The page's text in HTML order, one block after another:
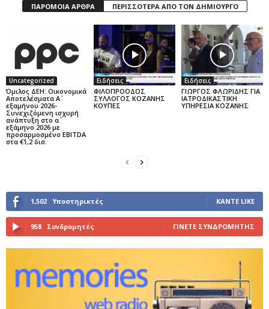
ΠΑΡΟΜΟΙΑ ΑΡΘΡΑ ΠΕΡΙΣΣΟΤΕΡΑ ΑΠΟ ΤΟΝ ΔΗΜΙΟΥΡΓΟ
Uncategorized
Όμιλος ΔΕΗ: Οικονομικά
Αποτελέσματα Α΄
εξαμήνου 2026-
Συνεχιζόμενη ισχυρή
ανάπτυξη στο α΄
εξάμηνο 2026 με
προσαρμοσμένο EBITDA
στα €1,2 δισ.
Ειδήσεις
ΦΙΛΟΠΡΟΟΔΟΣ
ΣΥΛΛΟΓΟΣ ΚΟΖΑΝΗΣ
ΚΟΥΠΕΣ
Ειδήσεις
ΓΙΩΡΓΟΣ ΦΛΩΡΙΔΗΣ ΓΙΑ
ΙΑΤΡΟΔΙΚΑΣΤΙΚΗ
ΥΠΗΡΕΣΙΑ ΚΟΖΑΝΗΣ
1,502 Υποστηρικτές ΚΆΝΤΕ LIKE
958 Συνδρομητές ΓΊΝΕΤΕ ΣΥΝΔΡΟΜΗΤΉΣ